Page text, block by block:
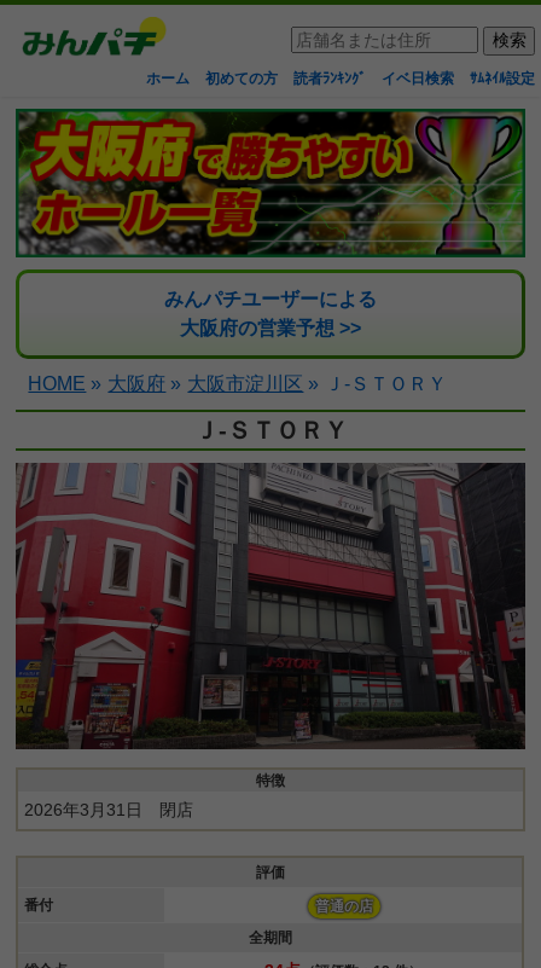
ホーム 初めての方 読者ﾗﾝｷﾝｸﾞ イベ日検索 ｻﾑﾈｲﾙ設定
みんパチユーザーによる
大阪府の営業予想 >>
HOME » 大阪府 » 大阪市淀川区 » Ｊ‐ＳＴＯＲＹ
Ｊ‐ＳＴＯＲＹ
特徴
2026年3月31日 閉店
評価
番付
普通の店
全期間